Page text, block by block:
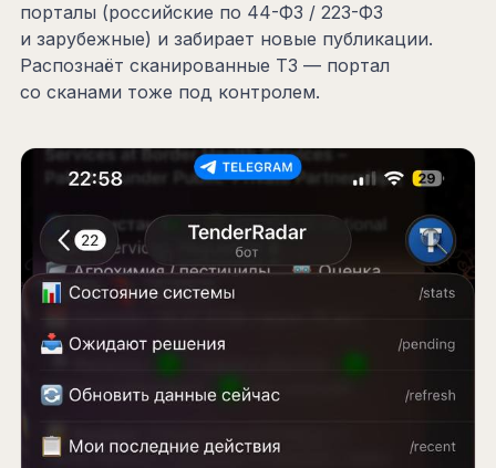
порталы (российские по 44-ФЗ / 223-ФЗ
и зарубежные) и забирает новые публикации.
Распознаёт сканированные ТЗ — портал
со сканами тоже под контролем.